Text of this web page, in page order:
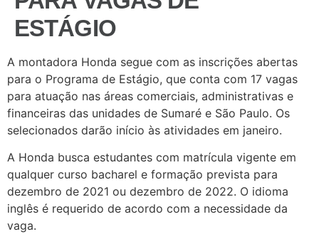
ESTÁGIO
A montadora Honda segue com as inscrições abertas
para o Programa de Estágio, que conta com 17 vagas
para atuação nas áreas comerciais, administrativas e
financeiras das unidades de Sumaré e São Paulo. Os
selecionados darão início às atividades em janeiro.
A Honda busca estudantes com matrícula vigente em
qualquer curso bacharel e formação prevista para
dezembro de 2021 ou dezembro de 2022. O idioma
inglês é requerido de acordo com a necessidade da
vaga.